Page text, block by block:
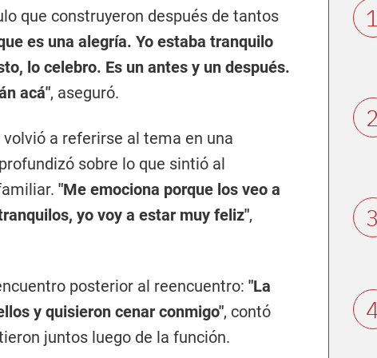
que construyeron después de tantos
es una alegría. Yo estaba tranquilo
lo celebro. Es un antes y un después.
acá", aseguró.
a referirse al tema en una
sobre lo que sintió al
"Me emociona porque los veo a
yo voy a estar muy feliz",
posterior al reencuentro: "La
y quisieron cenar conmigo", contó
juntos luego de la función.